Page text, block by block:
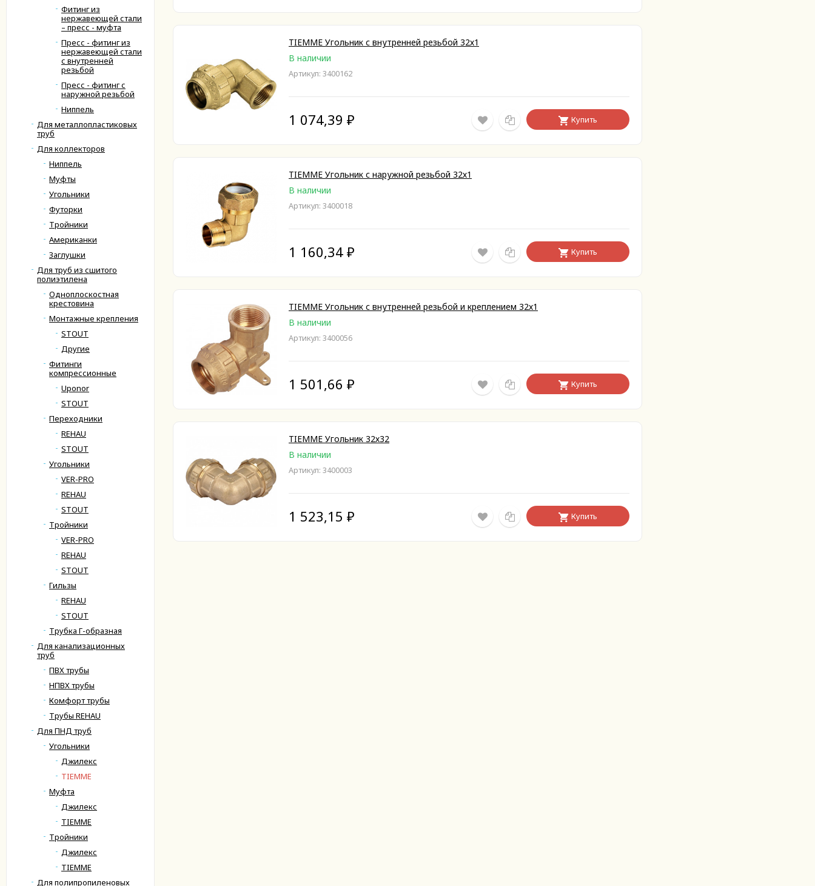
Фитинг из
нержавеющей стали
– пресс - муфта
Пресс - фитинг из
нержавеющей стали
с внутренней
резьбой
Пресс - фитинг с
наружной резьбой
Ниппель
Для металлопластиковых
труб
Для коллекторов
Ниппель
Муфты
Угольники
Футорки
Тройники
Американки
Заглушки
Для труб из сшитого
полиэтилена
Одноплоскостная
крестовина
Монтажные крепления
STOUT
Другие
Фитинги
компрессионные
Uponor
STOUT
Переходники
REHAU
STOUT
Угольники
VER-PRO
REHAU
STOUT
Тройники
VER-PRO
REHAU
STOUT
Гильзы
REHAU
STOUT
Трубка Г-образная
Для канализационных
труб
ПВХ трубы
НПВХ трубы
Комфорт трубы
Трубы REHAU
Для ПНД труб
Угольники
Джилекс
TIEMME
Муфта
Джилекс
TIEMME
Тройники
Джилекс
TIEMME
Для полипропиленовых
TIEMME Угольник с внутренней резьбой 32х1
В наличии
Артикул: 3400162
1 074,39 ₽ Купить
TIEMME Угольник с наружной резьбой 32х1
В наличии
Артикул: 3400018
1 160,34 ₽ Купить
TIEMME Угольник с внутренней резьбой и креплением 32х1
В наличии
Артикул: 3400056
1 501,66 ₽ Купить
TIEMME Угольник 32х32
В наличии
Артикул: 3400003
1 523,15 ₽ Купить